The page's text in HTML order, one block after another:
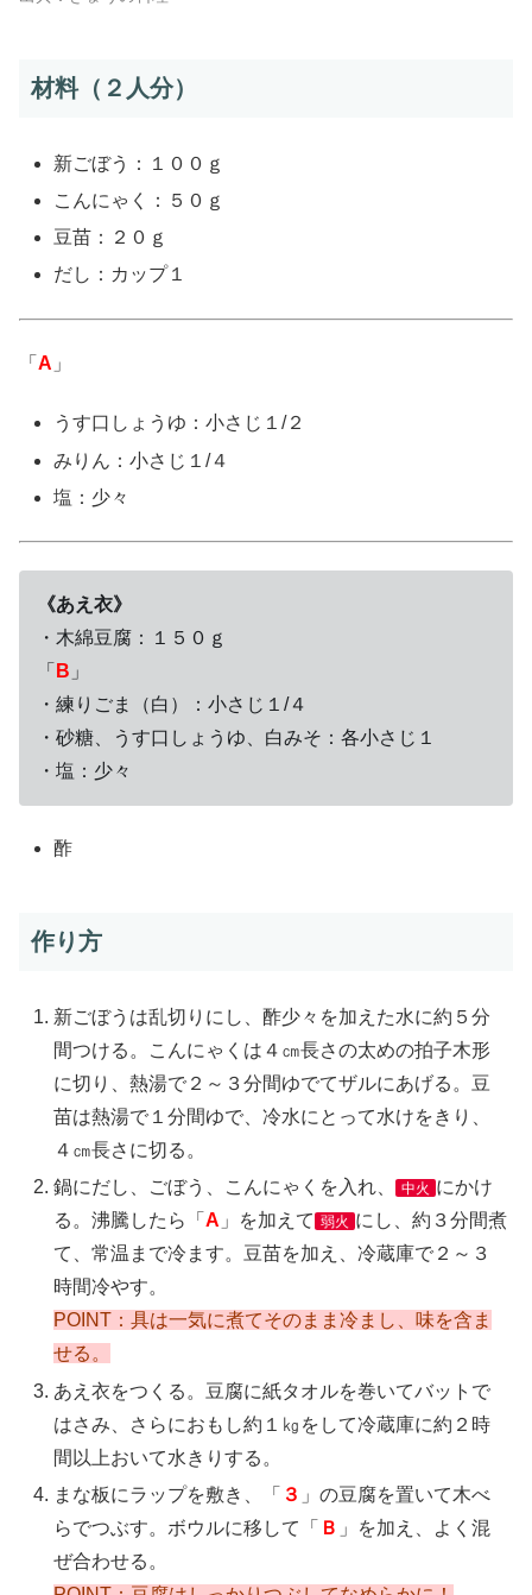
材料（２人分）
新ごぼう：１００ｇ
こんにゃく：５０ｇ
豆苗：２０ｇ
だし：カップ１
「 A 」
うす口しょうゆ：小さじ１/２
みりん：小さじ１/４
塩：少々
《あえ衣》
・木綿豆腐：１５０ｇ
「 B 」
・練りごま（白）：小さじ１/４
・砂糖、うす口しょうゆ、白みそ：各小さじ１
・塩：少々
酢
作り方
新ごぼうは乱切りにし、酢少々を加えた水に約５分
間つける。こんにゃくは４㎝長さの太めの拍子木形
に切り、熱湯で２～３分間ゆでてザルにあげる。豆
苗は熱湯で１分間ゆで、冷水にとって水けをきり、
４㎝長さに切る。
鍋にだし、ごぼう、こんにゃくを入れ、 中火 にかけ
る。沸騰したら「A 」を加えて 弱火 にし、約３分間煮
て、常温まで冷ます。豆苗を加え、冷蔵庫で２～３
時間冷やす。
POINT：具は一気に煮てそのまま冷まし、味を含ま
せる。
あえ衣をつくる。豆腐に紙タオルを巻いてバットで
はさみ、さらにおもし約１㎏をして冷蔵庫に約２時
間以上おいて水きりする。
まな板にラップを敷き、「 ３ 」の豆腐を置いて木べ
らでつぶす。ボウルに移して「 Ｂ 」を加え、よく混
ぜ合わせる。